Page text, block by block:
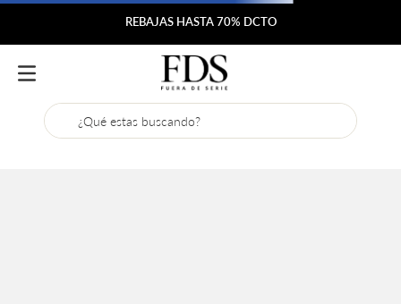
REBAJAS HASTA 70% DCTO
¿Qué estas buscando?